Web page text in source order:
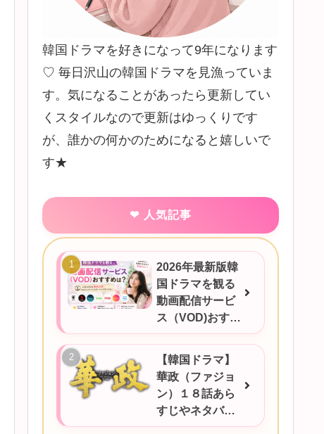
韓国ドラマを好きになって9年になります
♡ 毎日沢山の韓国ドラマを見漁っていま
す。気になることがあったら更新してい
くスタイルなので更新はゆっくりです
が、誰かの何かのためになると嬉しいで
す★
人気記事
2026年最新版韓
国ドラマを観る
動画配信サービ
ス（VOD)おすす
めは？
【韓国ドラマ】
華政（ファジョ
ン）１８話あら
すじやネタバ
レ、感想など！